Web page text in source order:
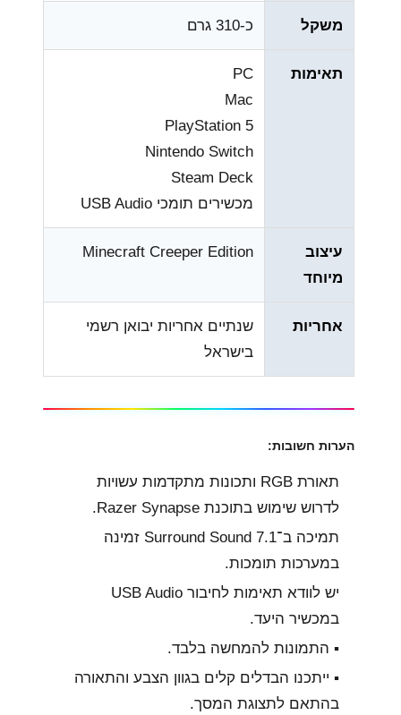
משקל כ-310 גרם
תאימות
PC
Mac
PlayStation 5
Nintendo Switch
Steam Deck
מכשירים תומכי USB Audio
עיצוב
מיוחד
Minecraft Creeper Edition
אחריות
שנתיים אחריות יבואן רשמי
בישראל
הערות חשובות:
תאורת RGB ותכונות מתקדמות עשויות
לדרוש שימוש בתוכנת Razer Synapse.
תמיכה ב־7.1 Surround Sound זמינה
במערכות תומכות.
יש לוודא תאימות לחיבור USB Audio
במכשיר היעד.
▪︎ התמונות להמחשה בלבד.
▪︎ ייתכנו הבדלים קלים בגוון הצבע והתאורה
בהתאם לתצוגת המסך.